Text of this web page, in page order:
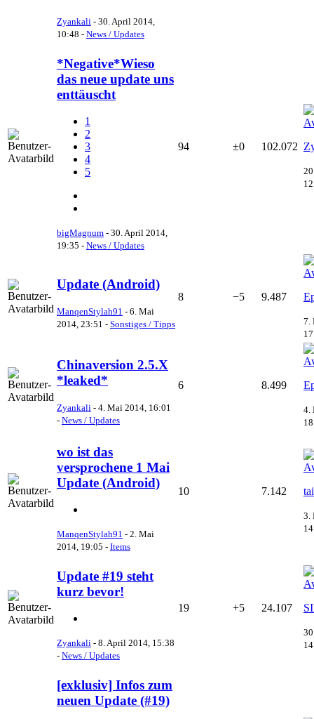
Zyankali - 30. April 2014,
10:48 - News / Updates
*Negative*Wieso
das neue update uns
enttäuscht
1
2
3
4
5
bigMagnum - 30. April 2014,
19:35 - News / Updates
94 ±0 102.072
Update (Android)
ManqenStylah91 - 6. Mai
2014, 23:51 - Sonstiges / Tipps
8 −5 9.487
7.
Chinaversion 2.5.X
*leaked*
Zyankali - 4. Mai 2014, 16:01
- News / Updates
6 8.499
4.
wo ist das
versprochene 1 Mai
Update (Android)
ManqenStylah91 - 2. Mai
2014, 19:05 - Items
10 7.142
3.
Update #19 steht
kurz bevor!
Zyankali - 8. April 2014, 15:38
- News / Updates
19 +5 24.107
[exklusiv] Infos zum
neuen Update (#19)